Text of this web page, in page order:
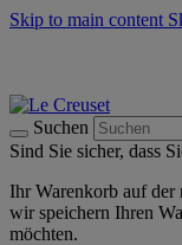
Skip to main content
Suchen
Sind Sie sicher, dass
Ihr Warenkorb auf der
wir speichern Ihren
möchten.